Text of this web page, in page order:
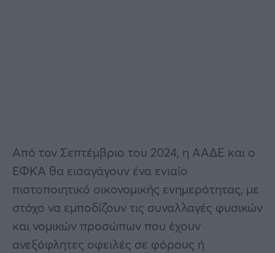
Από τον Σεπτέμβριο του 2024, η ΑΑΔΕ και ο
ΕΦΚΑ θα εισαγάγουν ένα ενιαίο
πιστοποιητικό οικονομικής ενημερότητας, με
στόχο να εμποδίζουν τις συναλλαγές φυσικών
και νομικών προσώπων που έχουν
ανεξόφλητες οφειλές σε φόρους ή